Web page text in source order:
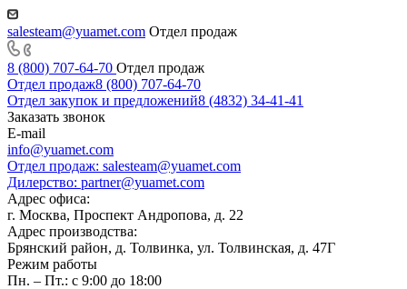
salesteam@yuamet.com Отдел продаж
8 (800) 707-64-70 Отдел продаж
Отдел продаж8 (800) 707-64-70
Отдел закупок и предложений8 (4832) 34-41-41
Заказать звонок
E-mail
info@yuamet.com
Отдел продаж: salesteam@yuamet.com
Дилерство: partner@yuamet.com
Адрес офиса:
г. Москва, Проспект Андропова, д. 22
Адрес производства:
Брянский район, д. Толвинка, ул. Толвинская, д. 47Г
Режим работы
Пн. – Пт.: с 9:00 до 18:00